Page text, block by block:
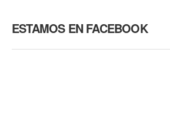
ESTAMOS EN FACEBOOK